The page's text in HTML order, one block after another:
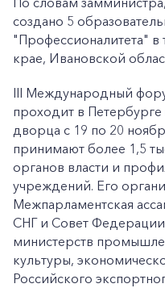
создано 5
"Профессионалитета" в
крае, Ивановской
III Международный
проходит в
дворца с 19 по 20
принимают более 1,5
органов власти и
учреждений. Его
Межпарламентская
СНГ и Совет
министерств
культуры,
Российского